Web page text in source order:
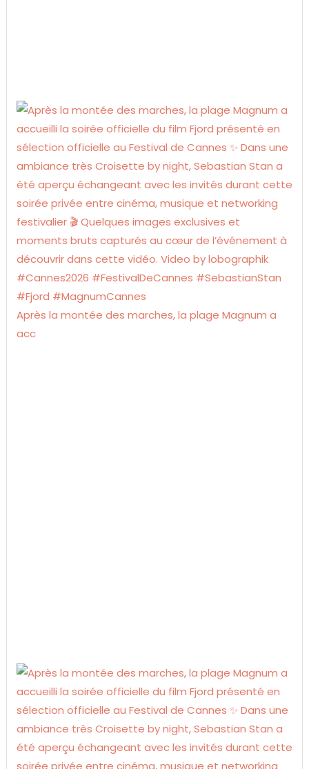
Après la montée des marches, la plage Magnum a
acc